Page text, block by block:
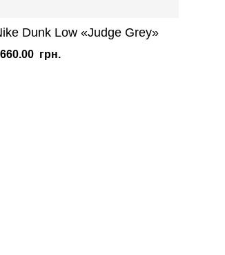
Dunk Low «Judge Grey»
грн.